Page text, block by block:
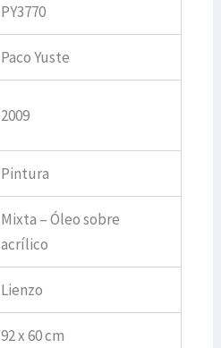
PY3770
Paco Yuste
2009
Pintura
Mixta – Óleo sobre
acrílico
Lienzo
92 x 60 cm